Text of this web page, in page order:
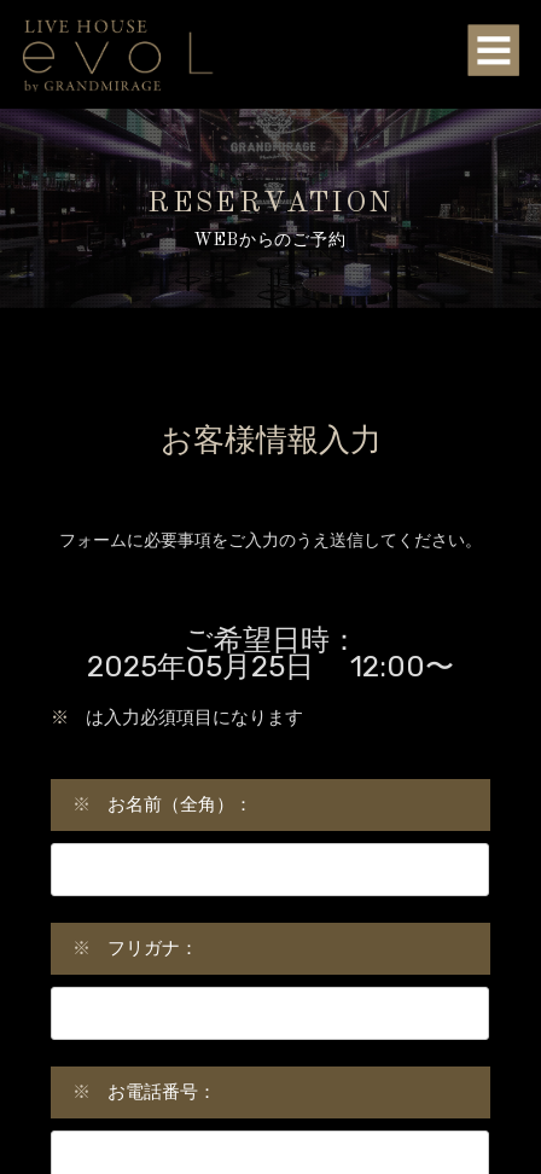
RESERVATION
WEBからのご予約
お客様情報入力
フォームに必要事項をご入力のうえ送信してください。
ご希望日時：
2025年05月25日 12:00〜
※ は入力必須項目になります
※ お名前（全角）：
※ フリガナ：
※ お電話番号：